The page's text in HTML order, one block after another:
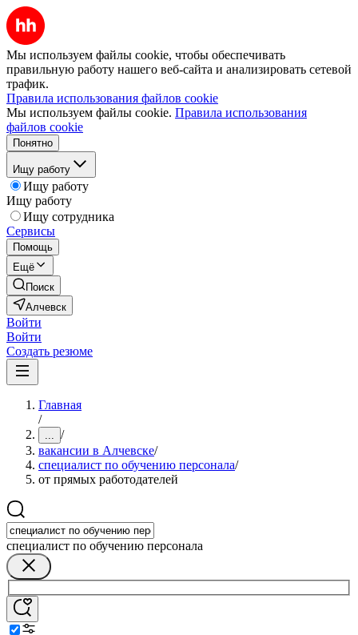
Мы используем файлы cookie, чтобы обеспечивать
правильную работу нашего веб-сайта и анализировать сетевой
трафик.
Правила использования файлов cookie
Мы используем файлы cookie. Правила использования
файлов cookie
Понятно
Ищу работу
Ищу работу
Ищу работу
Ищу сотрудника
Сервисы
Помощь
Ещё
Поиск
Алчевск
Войти
Войти
Создать резюме
Главная
/
... /
вакансии в Алчевске/
специалист по обучению персонала/
от прямых работодателей
специалист по обучению персонала